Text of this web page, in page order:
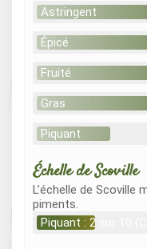
Astringent
Épicé
Fruité
Gras
Piquant
Échelle de Scoville
L’échelle de Scoville
piments.
Piquant : 2 sur 10